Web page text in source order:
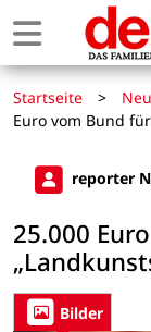
Startseite >
Euro vom Bund
reporter
25.000
Bilder